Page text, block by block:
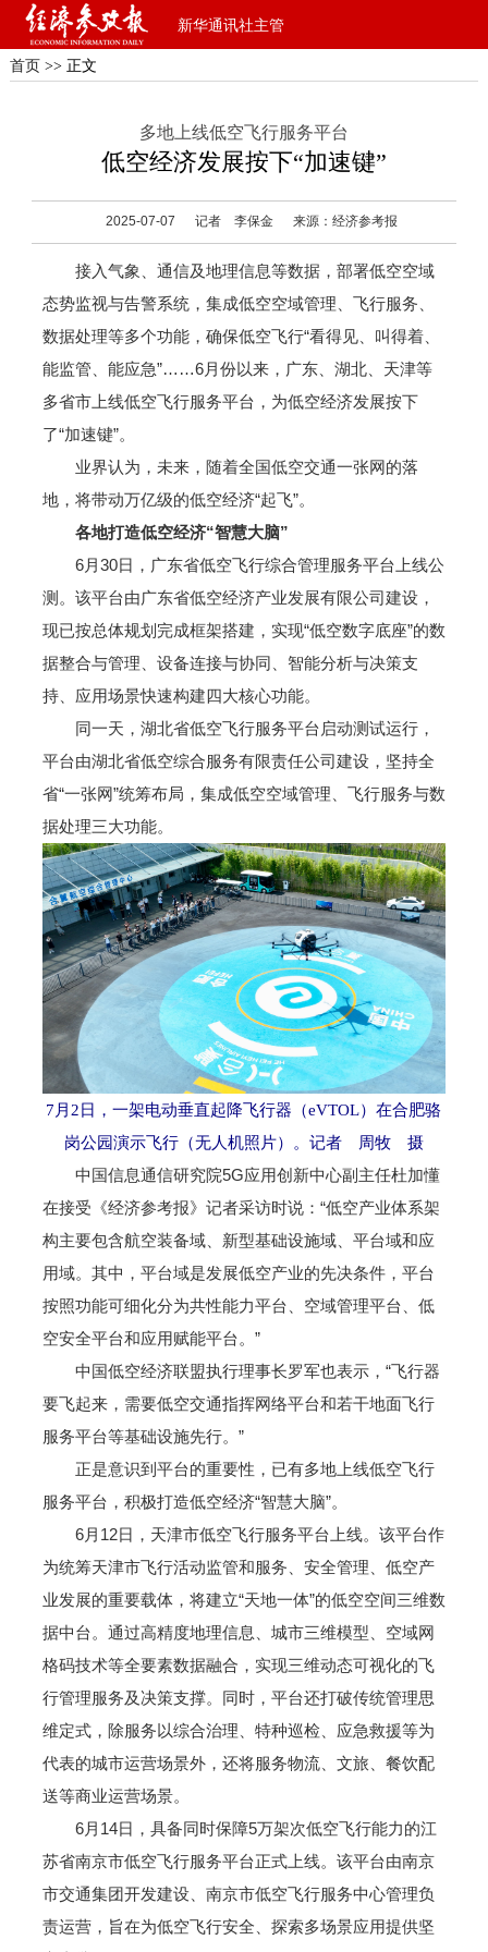
新华通讯社主管
首页 >> 正文
多地上线低空飞行服务平台
低空经济发展按下“加速键”
2025-07-07 记者 李保金 来源：经济参考报
接入气象、通信及地理信息等数据，部署低空空域
态势监视与告警系统，集成低空空域管理、飞行服务、
数据处理等多个功能，确保低空飞行“看得见、叫得着、
能监管、能应急”……6月份以来，广东、湖北、天津等
多省市上线低空飞行服务平台，为低空经济发展按下
了“加速键”。
业界认为，未来，随着全国低空交通一张网的落
地，将带动万亿级的低空经济“起飞”。
各地打造低空经济“智慧大脑”
6月30日，广东省低空飞行综合管理服务平台上线公
测。该平台由广东省低空经济产业发展有限公司建设，
现已按总体规划完成框架搭建，实现“低空数字底座”的数
据整合与管理、设备连接与协同、智能分析与决策支
持、应用场景快速构建四大核心功能。
同一天，湖北省低空飞行服务平台启动测试运行，
平台由湖北省低空综合服务有限责任公司建设，坚持全
省“一张网”统筹布局，集成低空空域管理、飞行服务与数
据处理三大功能。
7月2日，一架电动垂直起降飞行器（eVTOL）在合肥骆
岗公园演示飞行（无人机照片）。记者 周牧 摄
中国信息通信研究院5G应用创新中心副主任杜加懂
在接受《经济参考报》记者采访时说：“低空产业体系架
构主要包含航空装备域、新型基础设施域、平台域和应
用域。其中，平台域是发展低空产业的先决条件，平台
按照功能可细化分为共性能力平台、空域管理平台、低
空安全平台和应用赋能平台。”
中国低空经济联盟执行理事长罗军也表示，“飞行器
要飞起来，需要低空交通指挥网络平台和若干地面飞行
服务平台等基础设施先行。”
正是意识到平台的重要性，已有多地上线低空飞行
服务平台，积极打造低空经济“智慧大脑”。
6月12日，天津市低空飞行服务平台上线。该平台作
为统筹天津市飞行活动监管和服务、安全管理、低空产
业发展的重要载体，将建立“天地一体”的低空空间三维数
据中台。通过高精度地理信息、城市三维模型、空域网
格码技术等全要素数据融合，实现三维动态可视化的飞
行管理服务及决策支撑。同时，平台还打破传统管理思
维定式，除服务以综合治理、特种巡检、应急救援等为
代表的城市运营场景外，还将服务物流、文旅、餐饮配
送等商业运营场景。
6月14日，具备同时保障5万架次低空飞行能力的江
苏省南京市低空飞行服务平台正式上线。该平台由南京
市交通集团开发建设、南京市低空飞行服务中心管理负
责运营，旨在为低空飞行安全、探索多场景应用提供坚